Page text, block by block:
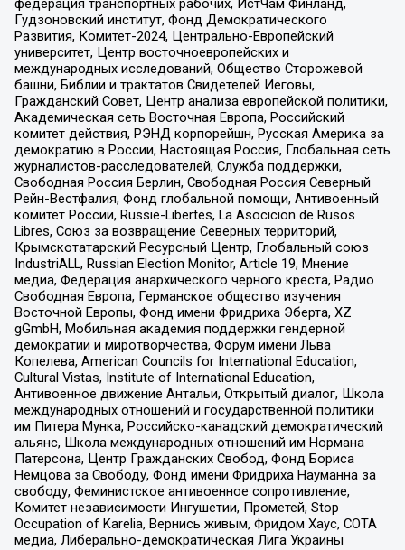
федерация транспортных рабочих, ИстЧам Финланд,
Гудзоновский институт, Фонд Демократического
Развития, Комитет-2024, Центрально-Европейский
университет, Центр восточноевропейских и
международных исследований, Общество Сторожевой
башни, Библии и трактатов Свидетелей Иеговы,
Гражданский Совет, Центр анализа европейской политики,
Академическая сеть Восточная Европа, Российский
комитет действия, РЭНД корпорейшн, Русская Америка за
демократию в России, Настоящая Россия, Глобальная сеть
журналистов-расследователей, Служба поддержки,
Свободная Россия Берлин, Свободная Россия Северный
Рейн-Вестфалия, Фонд глобальной помощи, Антивоенный
комитет России, Russie-Libertes, La Asocicion de Rusos
Libres, Союз за возвращение Северных территорий,
Крымскотатарский Ресурсный Центр, Глобальный союз
IndustriALL, Russian Election Monitor, Article 19, Мнение
медиа, Федерация анархического черного креста, Радио
Свободная Европа, Германское общество изучения
Восточной Европы, Фонд имени Фридриха Эберта, XZ
gGmbH, Мобильная академия поддержки гендерной
демократии и миротворчества, Форум имени Льва
Копелева, American Councils for International Education,
Cultural Vistas, Institute of International Education,
Антивоенное движение Антальи, Открытый диалог, Школа
международных отношений и государственной политики
им Питера Мунка, Российско-канадский демократический
альянс, Школа международных отношений им Нормана
Патерсона, Центр Гражданских Свобод, Фонд Бориса
Немцова за Свободу, Фонд имени Фридриха Науманна за
свободу, Феминистское антивоенное сопротивление,
Комитет независимости Ингушетии, Прометей, Stop
Occupation of Karelia, Вернись живым, Фридом Хаус, СОТА
медиа, Либерально-демократическая Лига Украины